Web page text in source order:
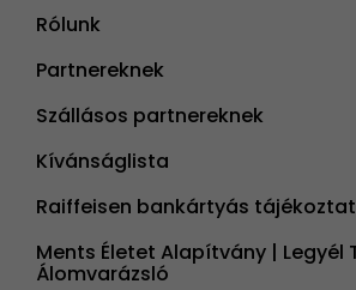
Rólunk
Partnereknek
Szállásos partnereknek
Kívánságlista
Raiffeisen bankártyás
Ments Életet Alapítvány | Legyél
Álomvarázsló